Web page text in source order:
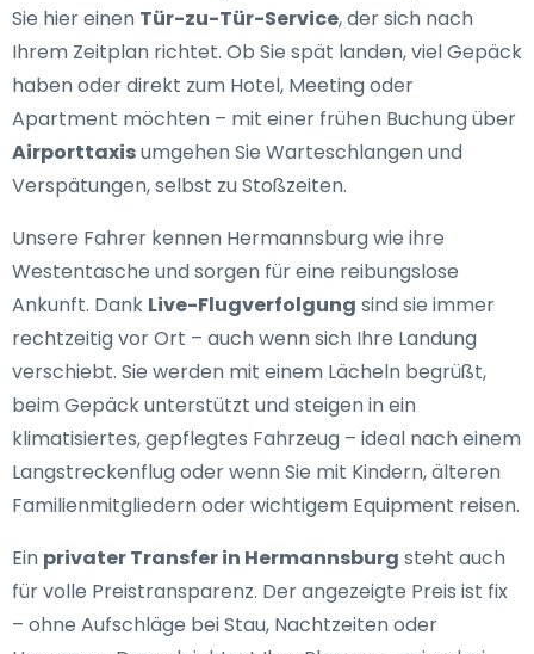
Sie hier einen Tür-zu-Tür-Service, der sich nach
Ihrem Zeitplan richtet. Ob Sie spät landen, viel Gepäck
haben oder direkt zum Hotel, Meeting oder
Apartment möchten – mit einer frühen Buchung über
Airporttaxisumgehen Sie Warteschlangen und
Verspätungen, selbst zu Stoßzeiten.
Unsere Fahrer kennen Hermannsburg wie ihre
Westentasche und sorgen für eine reibungslose
Ankunft. Dank Live-Flugverfolgung sind sie immer
rechtzeitig vor Ort – auch wenn sich Ihre Landung
verschiebt. Sie werden mit einem Lächeln begrüßt,
beim Gepäck unterstützt und steigen in ein
klimatisiertes, gepflegtes Fahrzeug – ideal nach einem
Langstreckenflug oder wenn Sie mit Kindern, älteren
Familienmitgliedern oder wichtigem Equipment reisen.
Ein privater Transfer in Hermannsburg steht auch
für volle Preistransparenz. Der angezeigte Preis ist fix
– ohne Aufschläge bei Stau, Nachtzeiten oder